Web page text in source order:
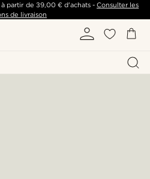
partir de 39,00 €d'achats -Consulter les
de livraison